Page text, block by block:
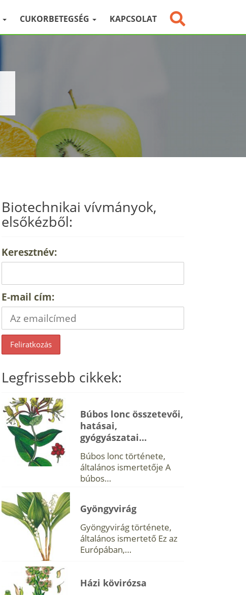
CUKORBETEGSÉG KAPCSOLAT
Biotechnikai vívmányok,
elsőkézből:
Keresztnév:
E-mail cím:
Legfrissebb cikkek:
Búbos lonc összetevői,
hatásai,
gyógyászatai…
Búbos lonc története,
általános ismertetője A
búbos…
Gyöngyvirág
Gyöngyvirág története,
általános ismertető Ez az
Európában,…
Házi kövirózsa